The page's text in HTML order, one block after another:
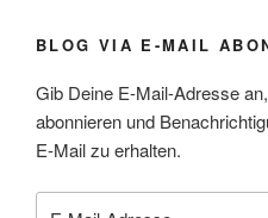
BLOG VIA E-MAIL
Gib Deine E-Mail-Adresse
abonnieren und
E-Mail zu erhalten.